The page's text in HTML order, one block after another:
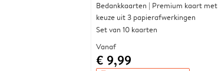
Bedankkaarten | Premium kaart met
keuze uit 3 papierafwerkingen
Set van 10 kaarten
Vanaf
€ 9,99